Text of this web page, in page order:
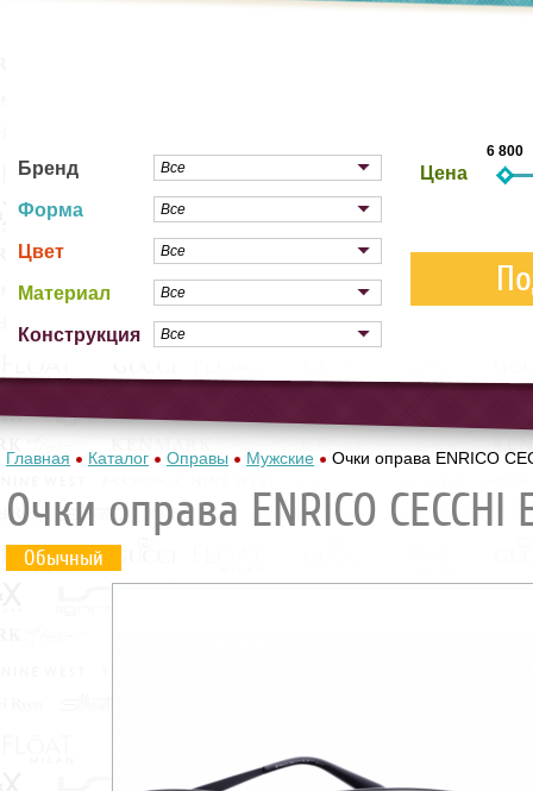
Бренд
Форма
Цвет
Материал
Конструкция
Цена
6 800
Главная Каталог Оправы Мужские Очки оправа ENRICO
Очки оправа ENRICO CECCHI
Обычный